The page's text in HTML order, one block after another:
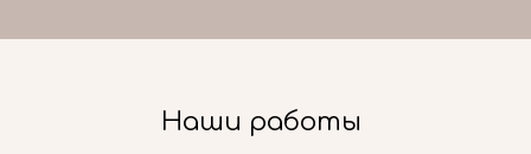
Наши работы